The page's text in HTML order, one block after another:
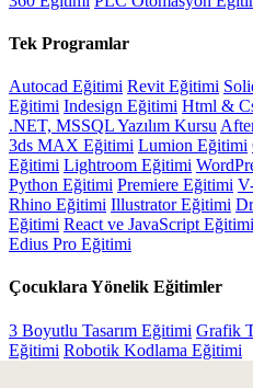
Tek Programlar
Autocad Eğitimi Revit Eğitimi
Eğitimi Indesign Eğitimi Html &
.NET, MSSQL Yazılım Kursu
3ds MAX Eğitimi Lumion Eğitimi
Eğitimi Lightroom Eğitimi
Python Eğitimi Premiere Eğitimi
Rhino Eğitimi Illustrator Eğitimi
Eğitimi React ve JavaScript Eğitimi
Edius Pro Eğitimi
Çocuklara Yönelik Eğitimler
3 Boyutlu Tasarım Eğitimi Grafik
Eğitimi Robotik Kodlama Eğitimi